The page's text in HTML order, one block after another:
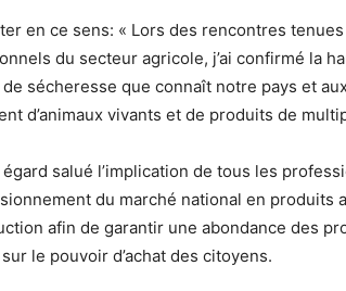
en ce sens: « Lors des rencontres
du secteur agricole, j’ai confirmé la
sécheresse que connaît notre pays et
d’animaux vivants et de produits de
égard salué l’implication de tous les
du marché national en produits
afin de garantir une abondance des
le pouvoir d’achat des citoyens.